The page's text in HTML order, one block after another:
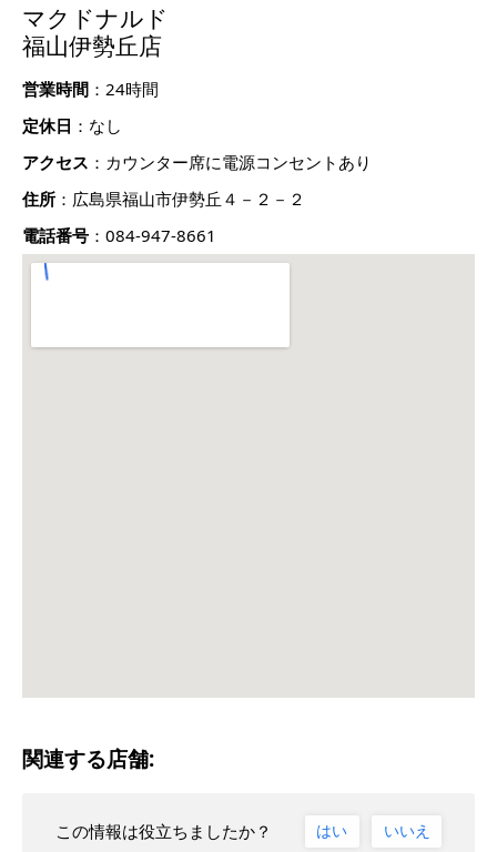
マクドナルド
福山伊勢丘店
営業時間 ：24時間
定休日 ：なし
アクセス ：カウンター席に電源コンセントあり
住所 ：広島県福山市伊勢丘４－２－２
電話番号 ：084-947-8661
関連する店舗:
この情報は役立ちましたか？ はい いいえ